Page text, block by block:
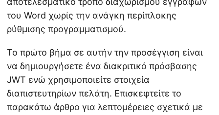
του Word χωρίς την ανάγκη περίπλοκης
ρύθμισης προγραμματισμού.
Το πρώτο βήμα σε αυτήν την προσέγγιση είναι
να δημιουργήσετε ένα διακριτικό πρόσβασης
JWT ενώ χρησιμοποιείτε στοιχεία
διαπιστευτηρίων πελάτη. Επισκεφτείτε το
παρακάτω άρθρο για λεπτομέρειες σχετικά με